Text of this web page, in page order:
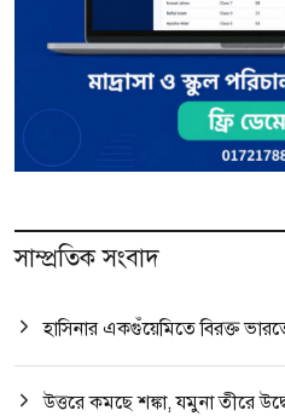
সাম্প্রতিক সংবাদ
হাসিনার একগুঁয়েমিতে বিরক্ত
উত্তরে কমছে শঙ্কা, যমুনা তীরে